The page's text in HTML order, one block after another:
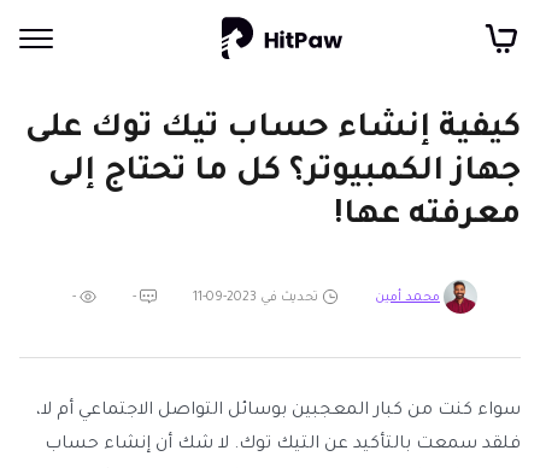
كيفية إنشاء حساب تيك توك على
جهاز الكمبيوتر؟ كل ما تحتاج إلى
معرفته عها!
محمد أمين تحديث في 2023-09-11 -
-
سواء كنت من كبار المعجبين بوسائل التواصل الاجتماعي أم لا،
فلقد سمعت بالتأكيد عن التيك توك. لا شك أن إنشاء حساب